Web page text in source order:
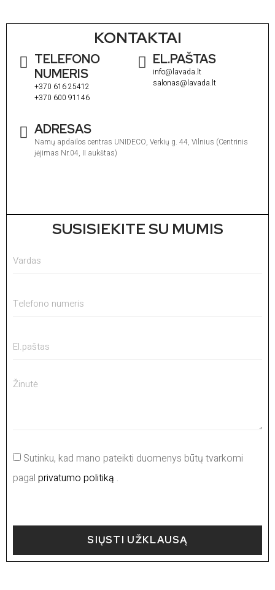
KONTAKTAI
TELEFONO
NUMERIS
+370 616 25412
+370 600 91146
EL.PAŠTAS
info@lavada.lt
salonas@lavada.lt
ADRESAS
Namų apdailos centras UNIDECO, Verkių g. 44, Vilnius (Centrinis
įėjimas Nr.04, II aukštas)
SUSISIEKITE SU MUMIS
Sutinku, kad mano pateikti duomenys būtų tvarkomi
pagal privatumo politiką .
SIŲSTI UŽKLAUSĄ